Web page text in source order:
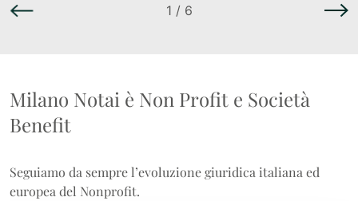
1 / 6
Milano Notai è Non Profit e Società
Benefit
Seguiamo da sempre l’evoluzione giuridica italiana ed
europea del Nonprofit.